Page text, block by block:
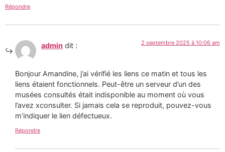
Répondre
admin dit : 2 septembre 2025 à 10:06 am
Bonjour Amandine, j’ai vérifié les liens ce matin et tous les
liens étaient fonctionnels. Peut-être un serveur d’un des
musées consultés était indisponible au moment où vous
l’avez xconsulter. Si jamais cela se reproduit, pouvez-vous
m’indiquer le lien défectueux.
Répondre